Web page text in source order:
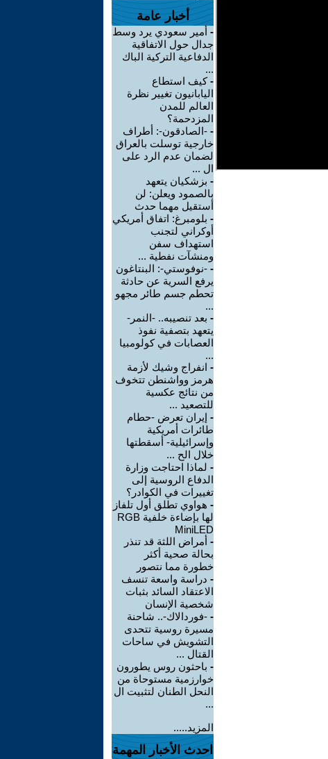
أخبار عامة
- أمير سعودي يرد وسط
جدال حول الاتفاقية
الدفاعية التركية الباك
...
-كيف استطاع
اليابانيون تغيير نظرة
العالم للمدن
المزدحمة؟
- -الصادقون-: أطراف
خارجية توسلت بالعراق
لضمان عدم الرد على
ال ...
- بزشكيان يتعهد
بالصمود ويعلن: لن
أستقيل مهما حدث
- بلومبرغ: اتفاق أمريكي
أوكراني لتجنب
استهداف سفن
ومنشآت نفطية ...
- -نوفوستي-: البنتاغون
يرفع السرية عن حادثة
تحطم جسم طائر مجهو
...
- بعد تنصيبه.. -النمر-
يتعهد بتصفية نفوذ
العصابات في كولومبيا
...
- انفراج وشيك لأزمة
هرمز وواشنطن تتخوف
من نتائج عكسية
للتصعيد ...
- إيران تعرض -حطام
طائرات أمريكية
وإسرائيلية- أسقطتها
خلال الح ...
- لماذا احتاجت وزارة
الدفاع الروسية إلى
تغييرات في الكوادر؟
- هواوي تطلق أول تلفاز
لها بإضاءة خلفية RGB
MiniLED
- أمراض اللثة قد تنذر
بحالة صحية أكثر
خطورة مما نتصور
- دراسة واسعة تنسف
الاعتقاد السائد بثبات
شخصية الإنسان
- -فوردالاك-.. شاحنة
مسيرة روسية تتحدى
التشويش في ساحات
القتال ...
- باحثون روس يطورون
خوارزمية مستوحاة من
النحل الطنان لتثبيت ال
...
المزيد.....
احدث الأخبار المهمة